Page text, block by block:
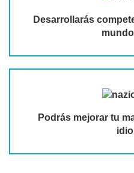
Desarrollarás
Podrás mejorar tu